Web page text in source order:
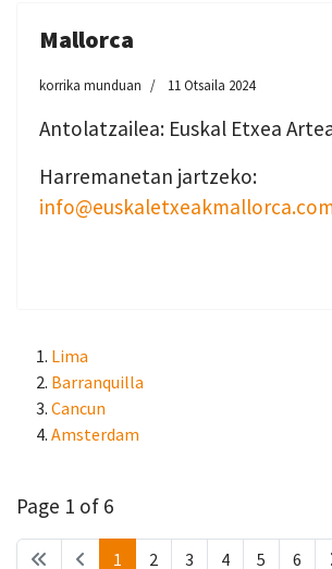
Mallorca
korrika munduan 11 Otsaila 2024
Antolatzailea: Euskal Etxea
Harremanetan jartzeko:
Lima
Barranquilla
Cancun
Amsterdam
Page 1 of 6
1 2 3 4 5 6